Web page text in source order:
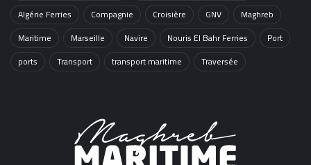
Algérie Ferries
Compagnie Croisière GNV
Maghreb
Maritime
Marseille Navire Nouris El Bahr Ferries
Port
ports
Transport transport maritime Traversée